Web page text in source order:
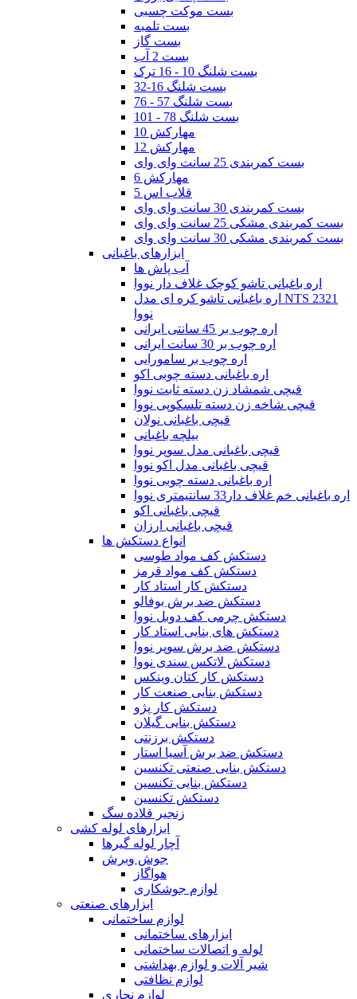
بست موکت چسبی
بست تلمبه
بست گاز
بست 2 آب
بست شلنگ 10 - 16 ترک
بست شلنگ 16-32
بست شلنگ 57 - 76
بست شلنگ 78 - 101
مهارکش 10
مهارکش 12
بست کمربندی 25 سانت وای وای
مهارکش 6
قلاب اس 5
بست کمربندی 30 سانت وای وای
بست کمربندی مشکی 25 سانت وای وای
بست کمربندی مشکی 30 سانت وای وای
ابزارهای باغبانی
آب پاش ها
اره باغبانی تاشو کوچک غلاف دار نووا
اره باغبانی تاشو کره ای مدل NTS 2321
نووا
اره چوب بر 45 سانتی ایرانی
اره چوب بر 30 سانت ایرانی
اره چوب بر سامورایی
اره باغبانی دسته چوبی اکو
قیچی شمشاد زن دسته ثابت نووا
قیچی شاخه زن دسته تلسکوپی نووا
قیچی باغبانی نولان
بیلچه باغبانی
قیچی باغبانی مدل سوپر نووا
قیچی باغبانی مدل اکو نووا
اره باغبانی دسته چوبی نووا
اره باغبانی خم غلاف دار33 سانتیمتری نووا
قیچی باغبانی اکو
قیچی باغبانی ارزان
انواع دستکش ها
دستکش کف مواد طوسی
دستکش کف مواد قرمز
دستکش کار استاد کار
دستکش ضد برش بوفالو
دستکش چرمی کف دوبل نووا
دستکش های بنایی استاد کار
دستکش ضد برش سوپر نووا
دستکش لاتکس سندی نووا
دستکش کار کتان وینکس
دستکش بنایی صنعت کار
دستکش کار پژو
دستکش بنایی گیلان
دستکش برزنتی
دستکش ضد برش آسیا استار
دستکش بنایی صنعتی تکنسین
دستکش بنایی تکنسین
دستکش تکنسین
زنجیر قلاده سگ
ابزارهای لوله کشی
آچار لوله گیرها
جوش وبرش
هواگاز
لوازم جوشکاری
ابزارهای صنعتی
لوازم ساختمانی
ابزارهای ساختمانی
لوله و اتصالات ساختمانی
شیر آلات و لوازم بهداشتی
لوازم نظافتی
لوازم نجاری